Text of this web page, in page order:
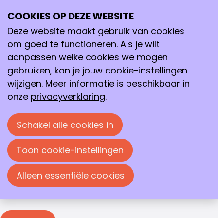
Inloggen
Inloggen
Je moet inloggen om deze pagina te bekijken. Je
kunt je e-mailadres en wachtwoord in de
onderstaande velden invullen om in te loggen.
Inloggen
E-mailadres
Wachtwoord
Wachtwoord weergeven
Wachtwoord vergeten?
COOKIES OP DEZE WEBSITE
Deze website maakt gebruik van cookies
om goed te functioneren. Als je wilt
aanpassen welke cookies we mogen
gebruiken, kan je jouw cookie-instellingen
wijzigen. Meer informatie is beschikbaar in
onze privacyverklaring.
Schakel alle cookies in
Toon cookie-instellingen
Alleen essentiële cookies